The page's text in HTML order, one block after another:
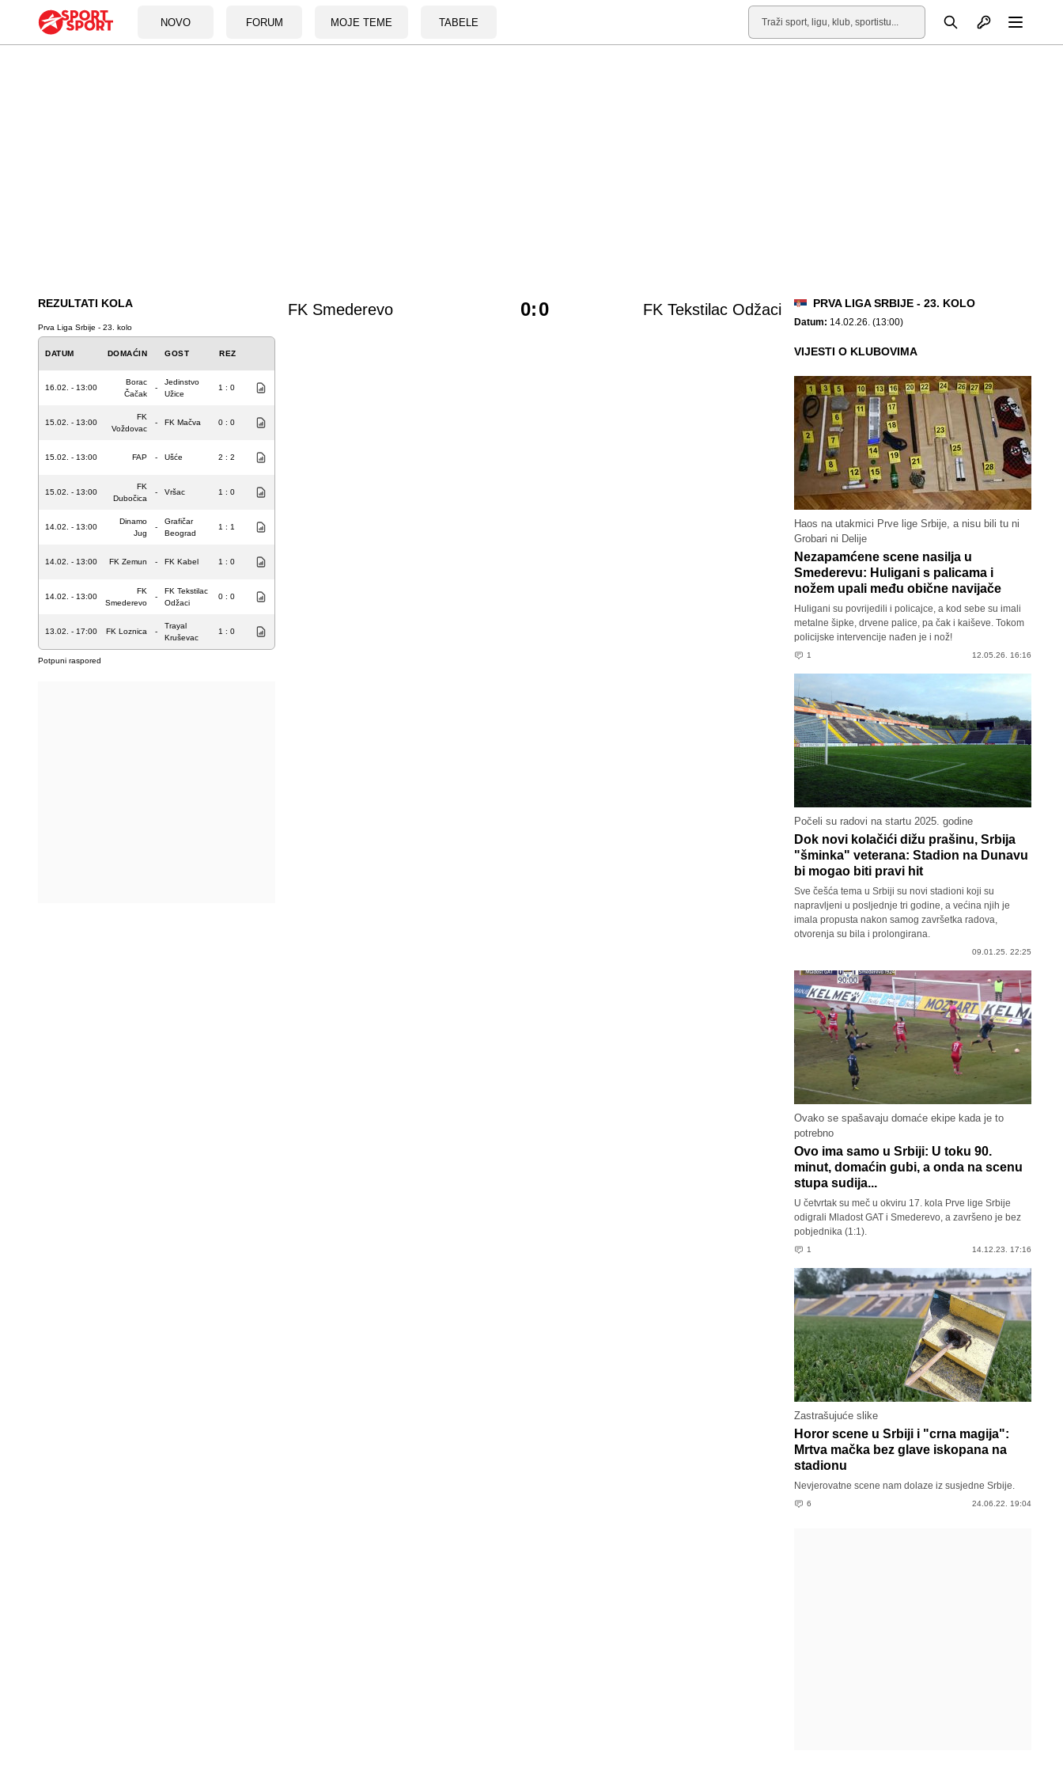
NOVO FORUM MOJE TEME TABELE
Pretraga Otvori profil
REZULTATI KOLA
Prva Liga Srbije - 23. kolo
DATUM DOMAĆIN GOST REZ
16.02. - 13:00
Borac
Čačak
-
Jedinstvo
Užice
1 : 0
15.02. - 13:00
FK
Voždovac
- FK Mačva 0 : 0
15.02. - 13:00 FAP - Ušće 2 : 2
15.02. - 13:00
FK
Dubočica
- Vršac 1 : 0
14.02. - 13:00
Dinamo
Jug
-
Grafičar
Beograd
1 : 1
14.02. - 13:00 FK Zemun - FK Kabel 1 : 0
14.02. - 13:00
FK
Smederevo
-
FK Tekstilac
Odžaci
0 : 0
13.02. - 17:00 FK Loznica -
Trayal
Kruševac
1 : 0
Potpuni raspored
FK Smederevo FK Tekstilac Odžaci
0:0 PRVA LIGA SRBIJE - 23. KOLO
Datum: 14.02.26. (13:00)
VIJESTI O KLUBOVIMA
Haos na utakmici Prve lige Srbije, a nisu bili tu ni
Grobari ni Delije
Nezapamćene scene nasilja u
Smederevu: Huligani s palicama i
nožem upali među obične navijače
Huligani su povrijedili i policajce, a kod sebe su imali
metalne šipke, drvene palice, pa čak i kaiševe. Tokom
policijske intervencije nađen je i nož!
1 12.05.26. 16:16
Počeli su radovi na startu 2025. godine
Dok novi kolačići dižu prašinu, Srbija
"šminka" veterana: Stadion na Dunavu
bi mogao biti pravi hit
Sve češća tema u Srbiji su novi stadioni koji su
napravljeni u posljednje tri godine, a većina njih je
imala propusta nakon samog završetka radova,
otvorenja su bila i prolongirana.
09.01.25. 22:25
Ovako se spašavaju domaće ekipe kada je to
potrebno
Ovo ima samo u Srbiji: U toku 90.
minut, domaćin gubi, a onda na scenu
stupa sudija...
U četvrtak su meč u okviru 17. kola Prve lige Srbije
odigrali Mladost GAT i Smederevo, a završeno je bez
pobjednika (1:1).
1 14.12.23. 17:16
Zastrašujuće slike
Horor scene u Srbiji i "crna magija":
Mrtva mačka bez glave iskopana na
stadionu
Nevjerovatne scene nam dolaze iz susjedne Srbije.
6 24.06.22. 19:04